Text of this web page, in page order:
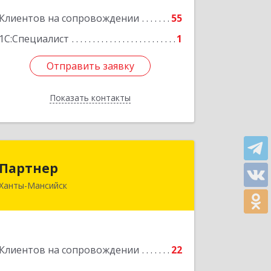
Клиентов на сопровождении
55
1С:Специалист
1
Отправить заявку
Показать контакты
Отправить заявку
Назад
Партнер
Мансийск
Клиентов на сопровождении 22
628012, Ханты-Мансийский
Подробнее